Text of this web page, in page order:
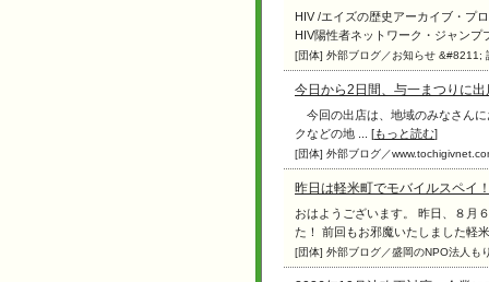
HIV /エイズの歴史アーカイブ・プ
HIV陽性者ネットワーク・ジャンプ
[団体] 外部ブログ／お知らせ &#8211;
今日から2日間、与一まつりに
今回の出店は、地域のみなさん
クなどの地 ... [もっと読む]
[団体] 外部ブログ／
昨日は軽米町でモバイルスペイ
おはようございます。 昨日、８月
た！ 前回もお邪魔いたしました軽
[団体] 外部ブログ／盛岡のNPO法人も